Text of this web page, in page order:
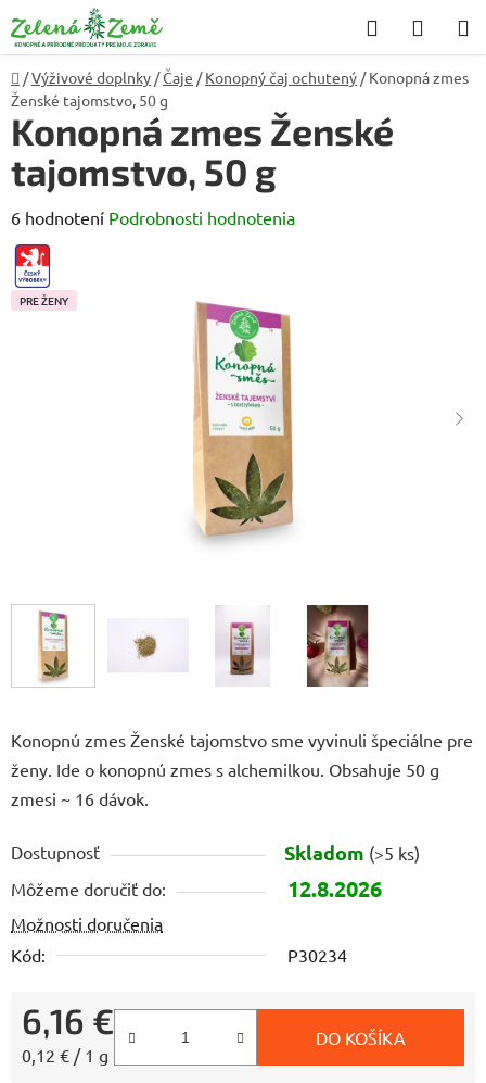
na
obsah
Hľadať
KOŠÍK
Domov
/Výživové doplnky /Čaje / Konopný čaj ochutený / Konopná zmes
Ženské tajomstvo, 50 g
Konopnú zmes Ženské tajomstvo sme vyvinuli špeciálne pre
ženy. Ide o konopnú zmes s alchemilkou. Obsahuje 50 g
zmesi ~ 16 dávok.
Dostupnosť Skladom (>5 ks)
Môžeme doručiť do:
12.8.2026
Možnosti doručenia
Kód:
P30234
6,16 €
Jednotková cena:
0,12 € / 1 g
DO KOŠÍKA
Konopná zmes Ženské
tajomstvo, 50 g
Priemerné
hodnotenie
produktu
je
6 hodnotení Podrobnosti hodnotenia
CZ-
VYROBEK
PRE ŽENY